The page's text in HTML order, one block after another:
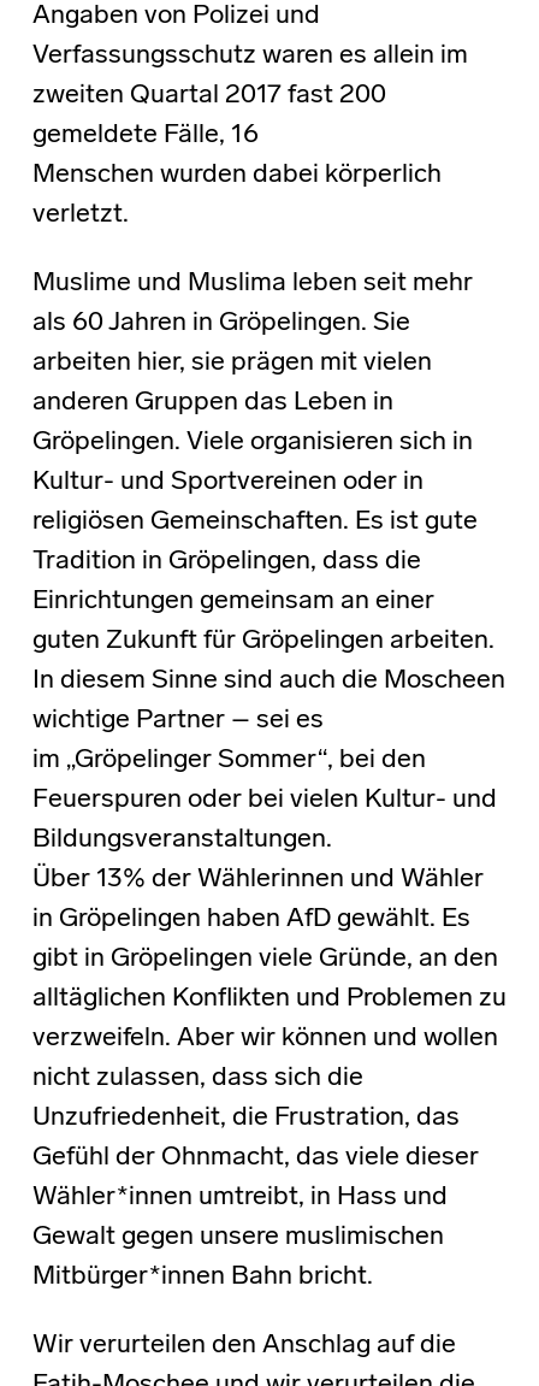
Angaben von Polizei und
Verfassungsschutz waren es allein im
zweiten Quartal 2017 fast 200
gemeldete Fälle, 16
Menschen wurden dabei körperlich
verletzt.
Muslime und Muslima leben seit mehr
als 60 Jahren in Gröpelingen. Sie
arbeiten hier, sie prägen mit vielen
anderen Gruppen das Leben in
Gröpelingen. Viele organisieren sich in
Kultur- und Sportvereinen oder in
religiösen Gemeinschaften. Es ist gute
Tradition in Gröpelingen, dass die
Einrichtungen gemeinsam an einer
guten Zukunft für Gröpelingen arbeiten.
In diesem Sinne sind auch die Moscheen
wichtige Partner – sei es
im „Gröpelinger Sommer“, bei den
Feuerspuren oder bei vielen Kultur- und
Bildungsveranstaltungen.
Über 13% der Wählerinnen und Wähler
in Gröpelingen haben AfD gewählt. Es
gibt in Gröpelingen viele Gründe, an den
alltäglichen Konflikten und Problemen zu
verzweifeln. Aber wir können und wollen
nicht zulassen, dass sich die
Unzufriedenheit, die Frustration, das
Gefühl der Ohnmacht, das viele dieser
Wähler*innen umtreibt, in Hass und
Gewalt gegen unsere muslimischen
Mitbürger*innen Bahn bricht.
Wir verurteilen den Anschlag auf die